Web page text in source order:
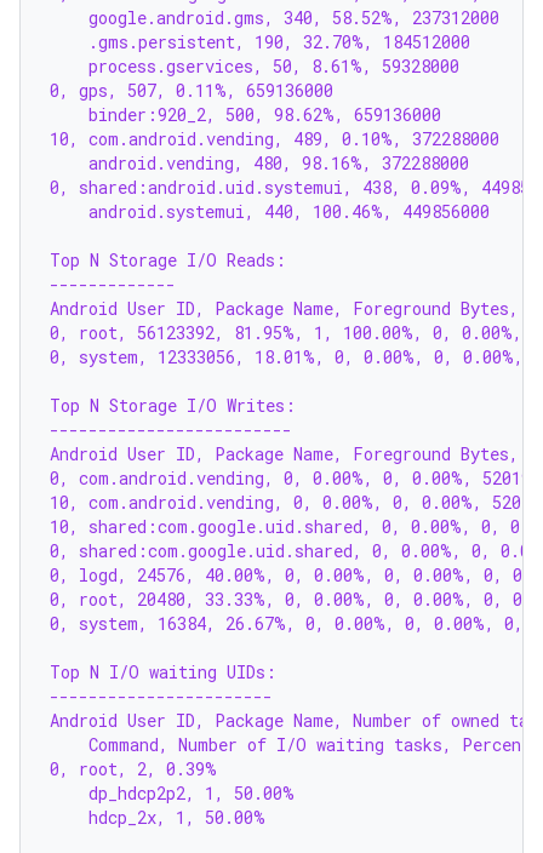
    google.android.gms, 340, 58.52%, 237312000
    .gms.persistent, 190, 32.70%, 184512000
    process.gservices, 50, 8.61%, 59328000
0, gps, 507, 0.11%, 659136000
    binder:920_2, 500, 98.62%, 659136000
10, com.android.vending, 489, 0.10%, 372288000
    android.vending, 480, 98.16%, 372288000
0, shared:android.uid.systemui, 438, 0.09%,
    android.systemui, 440, 100.46%, 449856000
Top N Storage I/O Reads:
-------------
Android User ID, Package Name, Foreground Bytes,
0, root, 56123392, 81.95%, 1, 100.00%, 0, 0.00%,
0, system, 12333056, 18.01%, 0, 0.00%, 0, 0.00%,
Top N Storage I/O Writes:
-------------------------
Android User ID, Package Name, Foreground Bytes,
0, com.android.vending, 0, 0.00%, 0, 0.00%,
10, com.android.vending, 0, 0.00%, 0, 0.00%,
10, shared:com.google.uid.shared, 0, 0.00%, 0,
0, shared:com.google.uid.shared, 0, 0.00%, 0,
0, logd, 24576, 40.00%, 0, 0.00%, 0, 0.00%, 0,
0, root, 20480, 33.33%, 0, 0.00%, 0, 0.00%, 0,
0, system, 16384, 26.67%, 0, 0.00%, 0, 0.00%, 0,
Top N I/O waiting UIDs:
-----------------------
Android User ID, Package Name, Number of
Command, Number of I/O waiting tasks,
0, root, 2, 0.39%
    dp_hdcp2p2, 1, 50.00%
    hdcp_2x, 1, 50.00%